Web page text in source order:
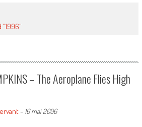
"1996"
– The Aeroplane Flies High
- 16 mai 2006